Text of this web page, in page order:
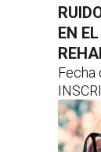
EN
Fecha